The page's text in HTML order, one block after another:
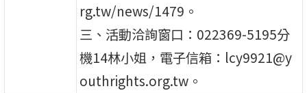
rg.tw/news/1479。
三、活動洽詢窗口：022369-5195分
機14林小姐，電子信箱：lcy9921@y
outhrights.org.tw。